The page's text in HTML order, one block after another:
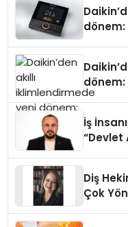
dönem:
dönem:
İş
“Devlet
Diş
Çok